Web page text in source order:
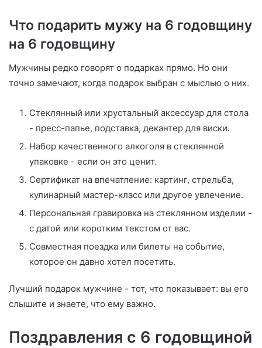
Что подарить мужу на 6 годовщину
на 6 годовщину
Мужчины редко говорят о подарках прямо. Но они
точно замечают, когда подарок выбран с мыслью о них.
Стеклянный или хрустальный аксессуар для стола
- пресс-папье, подставка, декантер для виски.
Набор качественного алкоголя в стеклянной
упаковке - если он это ценит.
Сертификат на впечатление: картинг, стрельба,
кулинарный мастер-класс или другое увлечение.
Персональная гравировка на стеклянном изделии -
с датой или коротким текстом от вас.
Совместная поездка или билеты на событие,
которое он давно хотел посетить.
Лучший подарок мужчине - тот, что показывает: вы его
слышите и знаете, что ему важно.
Поздравления с 6 годовщиной